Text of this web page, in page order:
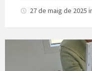
27 de maig de 2025